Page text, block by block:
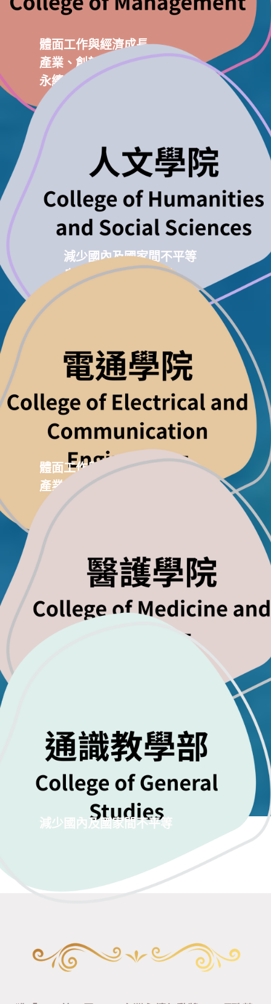
體面工作與經濟成長
產業、創新與基礎設施
永續的消費與生產模式
減少國內及國家間不平等
良好健康與社會福利
和平與正義
體面工作與經濟成長
產業、創新與基礎設施
減少國內及國家間不平等